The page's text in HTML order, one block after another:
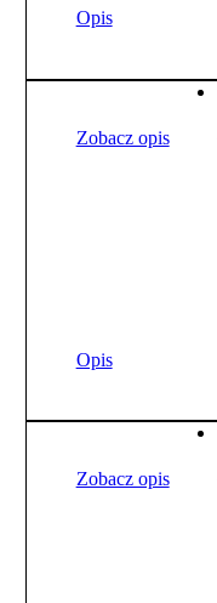
Opis
Zobacz opis
Opis
Zobacz opis